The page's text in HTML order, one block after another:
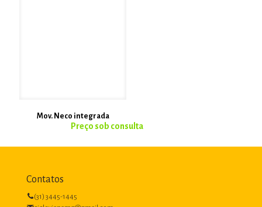
Mov. Neco integrada
Contatos
(31) 3445-1445